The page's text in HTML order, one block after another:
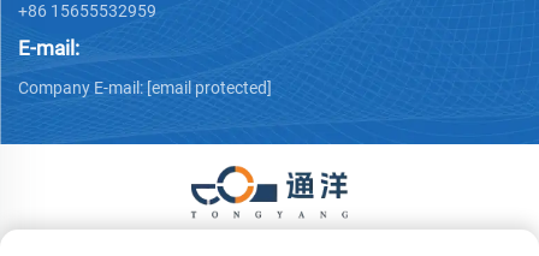
+86 15655532959
E-mail:
Company E-mail: [email protected]